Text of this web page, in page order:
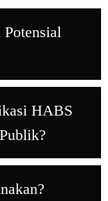
Potensial
HABS